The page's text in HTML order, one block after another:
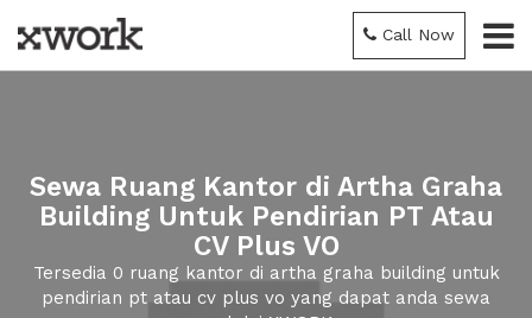
Call Now
Sewa Ruang Kantor di Artha Graha
Building Untuk Pendirian PT Atau
CV Plus VO
Tersedia 0 ruang kantor di artha graha building untuk
pendirian pt atau cv plus vo yang dapat anda sewa